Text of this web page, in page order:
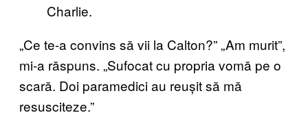
Charlie.
„Ce te-a convins să vii la Calton?” „Am murit”,
mi-a răspuns. „Sufocat cu propria vomă pe o
scară. Doi paramedici au reușit să mă
resusciteze.”